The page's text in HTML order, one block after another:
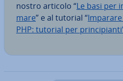
nostro articolo “Le basi per
ma­re” e al tutorial “
PHP: tutorial per